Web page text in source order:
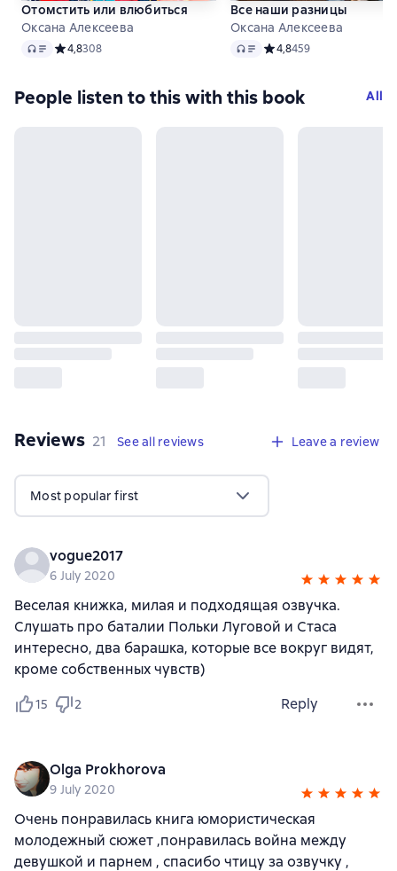
Отомстить или влюбиться
Оксана Алексеева
Audio Средний рейтинг 4,8 на основе 308 оценок
4,8308
Все наши разницы
Оксана Алексеева
Audio Средний рейтинг 4,8 на
4,8459
People listen to this with this book All
Reviews 21 reviews
21 See all reviews Leave a review
Most popular first
vogue2017
6 July 2020
Веселая книжка, милая и подходящая озвучка.
Слушать про баталии Польки Луговой и Стаса
интересно, два барашка, которые все вокруг видят,
кроме собственных чувств)
15 2 Reply
Olga Prokhorova
9 July 2020
Очень понравилась книга юмористическая
молодежный сюжет ,понравилась война между
девушкой и парнем , спасибо чтицу за озвучку ,